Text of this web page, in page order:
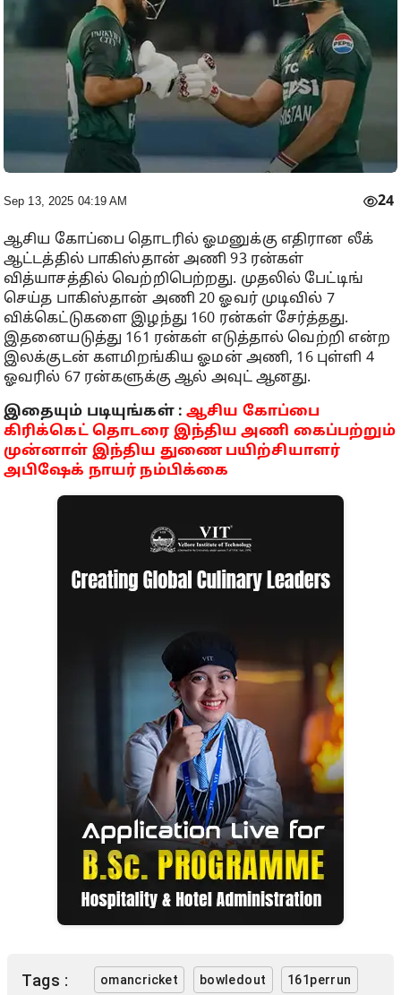
Sep 13, 2025 04:19 AM 24
ஆசிய கோப்பை தொடரில் ஓமனுக்கு எதிரான லீக்
ஆட்டத்தில் பாகிஸ்தான் அணி 93 ரன்கள்
வித்யாசத்தில் வெற்றிபெற்றது. முதலில் பேட்டிங்
செய்த பாகிஸ்தான் அணி 20 ஓவர் முடிவில் 7
விக்கெட்டுகளை இழந்து 160 ரன்கள் சேர்த்தது.
இதனையடுத்து 161 ரன்கள் எடுத்தால் வெற்றி என்ற
இலக்குடன் களமிறங்கிய ஓமன் அணி, 16 புள்ளி 4
ஓவரில் 67 ரன்களுக்கு ஆல் அவுட் ஆனது.
இதையும் படியுங்கள் :ஆசிய கோப்பை
கிரிக்கெட் தொடரை இந்திய அணி கைப்பற்றும்
முன்னாள் இந்திய துணை பயிற்சியாளர்
அபிஷேக் நாயர் நம்பிக்கை
Tags : omancricket bowledout 161perrun